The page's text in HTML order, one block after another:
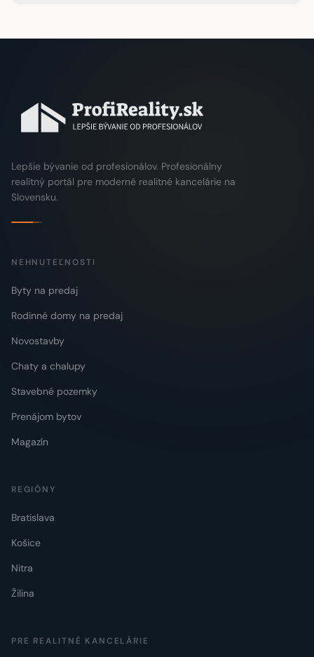
Lepšie bývanie od profesionálov. Profesionálny
realitný portál pre moderné realitné kancelárie na
Slovensku.
NEHNUTEĽNOSTI
Byty na predaj
Rodinné domy na predaj
Novostavby
Chaty a chalupy
Stavebné pozemky
Prenájom bytov
Magazín
REGIÓNY
Bratislava
Košice
Nitra
Žilina
PRE REALITNÉ KANCELÁRIE